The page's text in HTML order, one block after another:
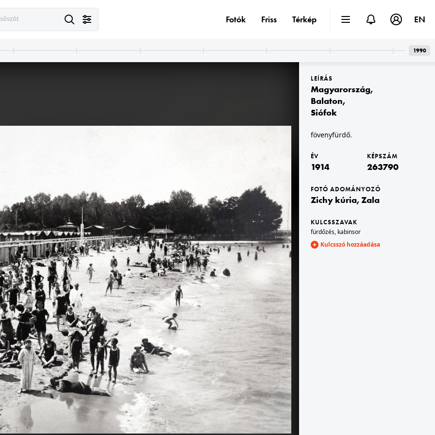
1914 · Siófok
Balaton-part, háttérben jobbra fürdőházak.
1914 · Siófok
fürdőház.
1914
1914 · Zala
a felvétel Zichy-kúria parkjában készült.
1914 1914 1914
LEÍRÁS
Magyarország,
Balaton,
Siófok
fövenyfürdő.
ÉV
1914
KÉPSZÁM
263790
FOTÓ ADOMÁNYOZÓ
Zichy kúria, Zala
KULCSSZAVAK
fürdőzés, kabinsor
Kulcsszó hozzáadása
Fotók Friss Térkép EN
1990